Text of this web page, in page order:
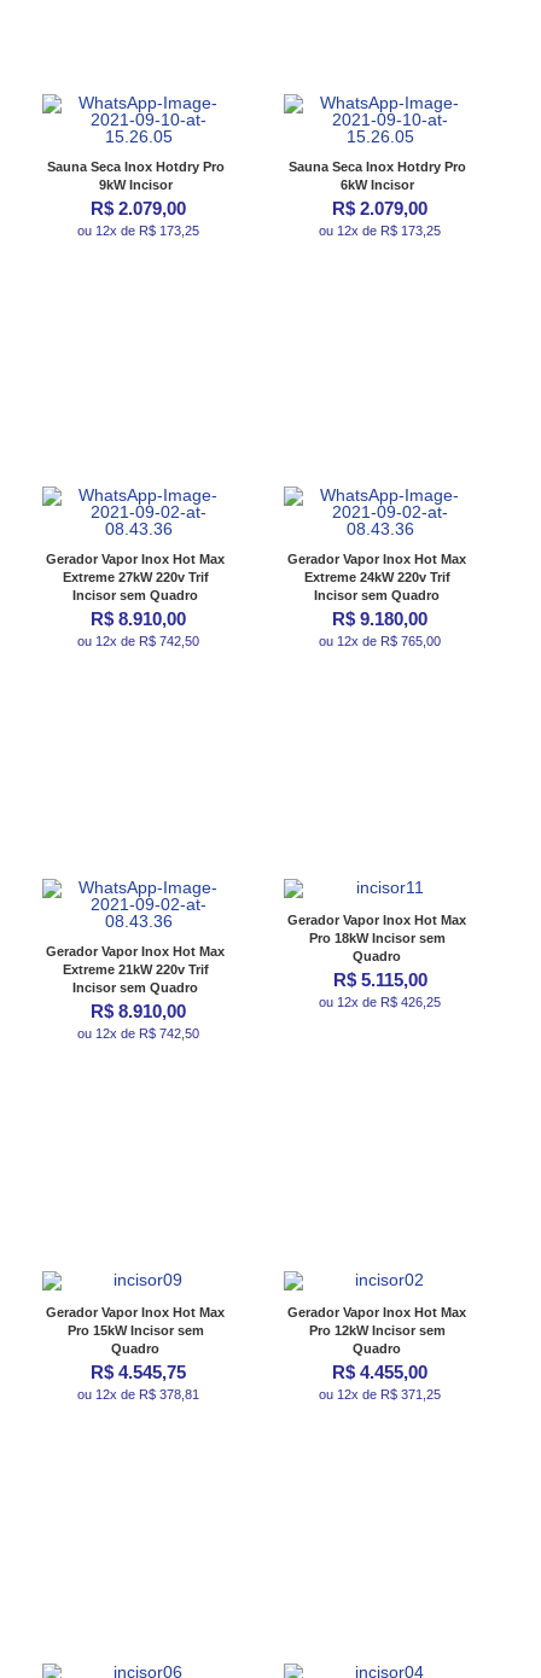
Sauna Seca Inox Hotdry Pro
9kW Incisor
R$ 2.079,00
ou 12x de R$ 173,25
Sauna Seca Inox Hotdry Pro
6kW Incisor
R$ 2.079,00
ou 12x de R$ 173,25
Gerador Vapor Inox Hot Max
Extreme 27kW 220v Trif
Incisor sem Quadro
R$ 8.910,00
ou 12x de R$ 742,50
Gerador Vapor Inox Hot Max
Extreme 24kW 220v Trif
Incisor sem Quadro
R$ 9.180,00
ou 12x de R$ 765,00
Gerador Vapor Inox Hot Max
Extreme 21kW 220v Trif
Incisor sem Quadro
R$ 8.910,00
ou 12x de R$ 742,50
Gerador Vapor Inox Hot Max
Pro 18kW Incisor sem
Quadro
R$ 5.115,00
ou 12x de R$ 426,25
Gerador Vapor Inox Hot Max
Pro 15kW Incisor sem
Quadro
R$ 4.545,75
ou 12x de R$ 378,81
Gerador Vapor Inox Hot Max
Pro 12kW Incisor sem
Quadro
R$ 4.455,00
ou 12x de R$ 371,25